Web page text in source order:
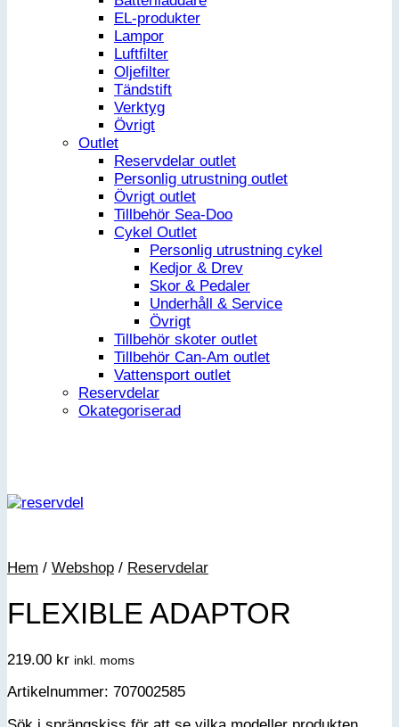
EL-produkter
Lampor
Luftfilter
Oljefilter
Tändstift
Verktyg
Övrigt
Outlet
Reservdelar outlet
Personlig utrustning outlet
Övrigt outlet
Tillbehör Sea-Doo
Cykel Outlet
Personlig utrustning cykel
Kedjor & Drev
Skor & Pedaler
Underhåll & Service
Övrigt
Tillbehör skoter outlet
Tillbehör Can-Am outlet
Vattensport outlet
Reservdelar
Okategoriserad
Hem / Webshop / Reservdelar
FLEXIBLE ADAPTOR
219.00 kr inkl. moms
Artikelnummer: 707002585